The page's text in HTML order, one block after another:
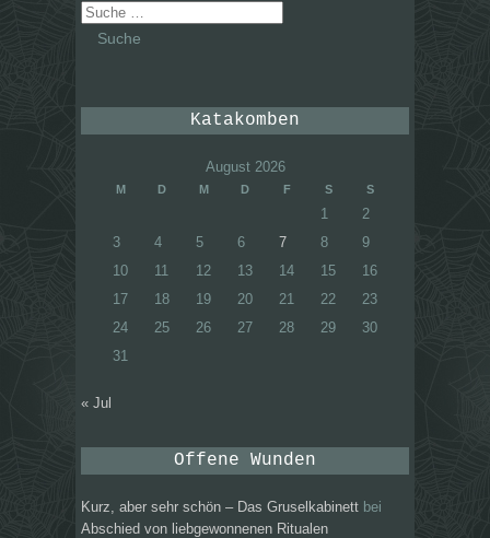
Suche
nach:
Katakomben
August 2026
M D M D F S S
1
2
3
4 5 6 7 8
9
10
11 12 13 14 15
16
17
18 19 20 21 22
23
24
25 26 27 28 29
30
31
« Jul
Offene Wunden
Kurz, aber sehr schön – Das Gruselkabinett bei
Abschied von liebgewonnenen Ritualen